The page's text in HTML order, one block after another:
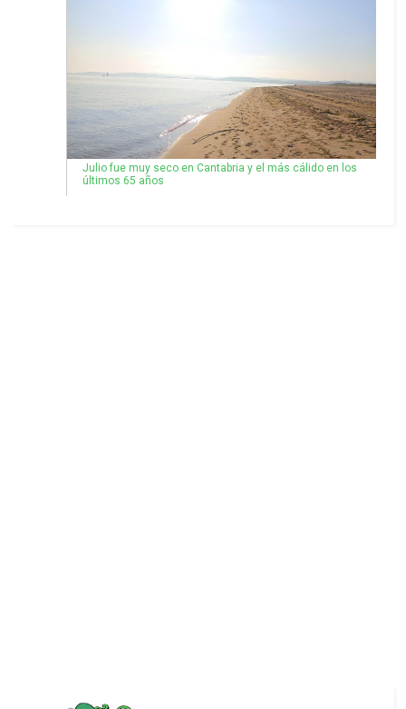
Julio fue muy seco en Cantabria y el más cálido en los
últimos 65 años